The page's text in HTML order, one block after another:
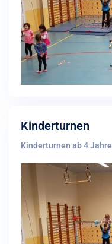
Kinderturnen
Kinderturnen ab 4 Jahre